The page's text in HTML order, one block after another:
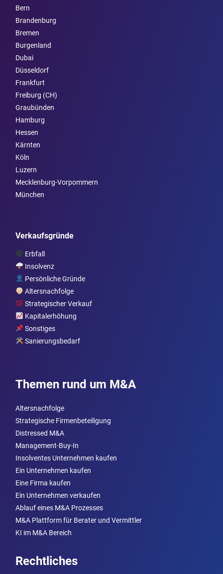
Bern
Brandenburg
Bremen
Burgen­land
Dubai
Düsseldorf
Frankfurt
Freiburg (CH)
Graubünden
Hamburg
Hessen
Kärnten
Köln
Luzern
Mecklenburg-Vorpommern
München
Verkaufsgründe
Erbfall
Insolvenz
Persönliche Gründe
Altersnachfolge
Strategischer Verkauf
Kapitalerhöhung
Sonstiges
Sanierungsbedarf
Themen rund um M&A
Altersnachfolge
Strategische Firmenbeteiligung
Distressed M&A
Management-Buy-In
Insolventes Unternehmen kaufen
Ein Unternehmen kaufen
Eine Firma kaufen
Ein Unternehmen verkaufen
Ablauf eines M&A Prozesses
M&A Plattform für Berater und Vermittler
KI im M&A Bereich
Rechtliches